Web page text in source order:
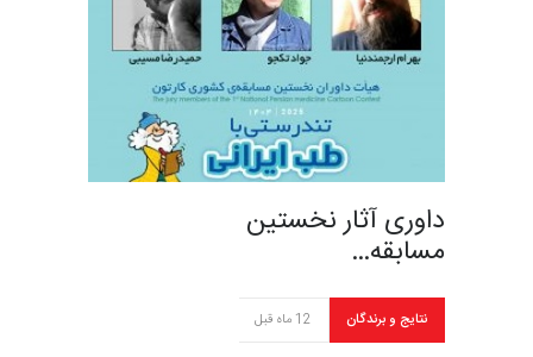
داوری آثار نخستین
مسابقه…
نتایج و برندگان 12 ماه قبل